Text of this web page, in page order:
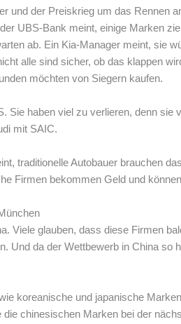
und der Preiskrieg um das Rennen
UBS-Bank meint, einige Marken
ab. Ein Kia-Manager meint, sie
alle sind sicher, ob das klappen
möchten von Siegern kaufen.
haben viel zu verlieren, denn sie
mit SAIC.
traditionelle Autobauer brauchen
Firmen bekommen Geld und
Viele glauben, dass diese Firmen
Und da der Wettbewerb in China so
koreanische und japanische
chinesischen Marken bei der